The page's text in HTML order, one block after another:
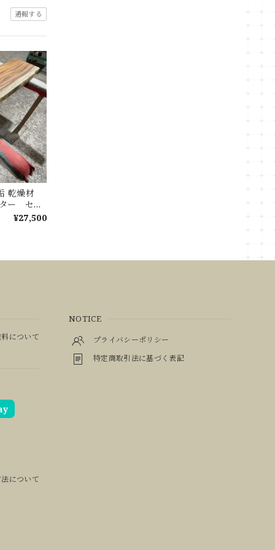
通報する
乾燥材
ー セン
¥27,500
について
について
NOTICE
プライバシーポリシー
特定商取引法に基づく表記